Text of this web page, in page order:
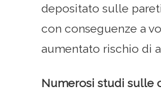
depositato sulle
con conseguenze a
aumentato rischio di
Numerosi studi sulle